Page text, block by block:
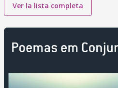
Ver la lista completa